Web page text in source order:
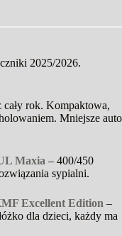
2025/2026.
cały rok. Kompaktowa,
Mniejsze auto
Maxia – 400/450
sypialni.
Excellent Edition –
dla dzieci, każdy ma